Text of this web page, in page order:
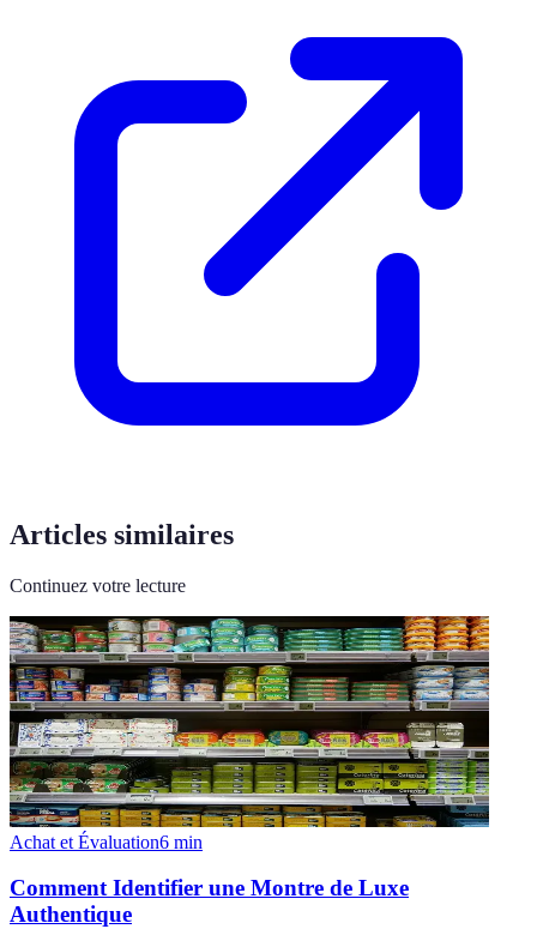
Articles similaires
Continuez votre lecture
Achat et Évaluation6 min
Comment Identifier une Montre de Luxe
Authentique